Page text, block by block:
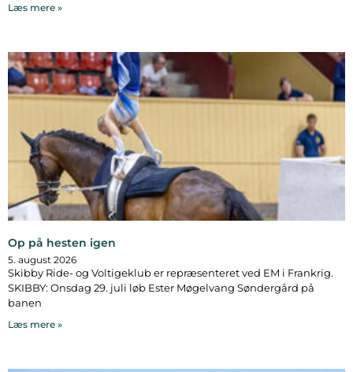
Læs mere »
Op på hesten igen
5. august 2026
Skibby Ride- og Voltigeklub er repræsenteret ved EM i Frankrig.
SKIBBY: Onsdag 29. juli løb Ester Møgelvang Søndergård på
banen
Læs mere »